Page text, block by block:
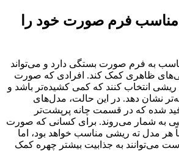
فرم صورت خود را
به فرم صورت بستگی دارد و می‌تواند
ظاهری کمک کند. افرادی که صورت
ریشی انتخاب کنند که کمی کشیده‌تر باشد و
نشان دهد. در این حالت، مدل‌های
شده که در قسمت چانه پرپشت‌تر
به شمار می‌روند. برای کسانی که صورت
هر مدل ته ریشی مناسب خواهد بود، اما
می‌توانند به جذابیت بیشتر چهره کمک